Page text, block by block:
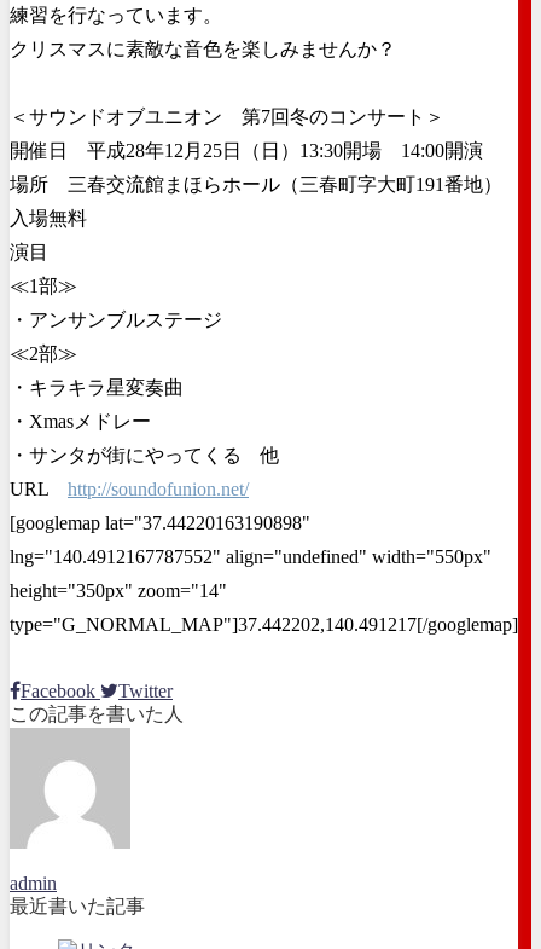
練習を行なっています。
クリスマスに素敵な音色を楽しみませんか？
＜サウンドオブユニオン 第7回冬のコンサート＞
開催日 平成28年12月25日（日）13:30開場 14:00開演
場所 三春交流館まほらホール（三春町字大町191番地）
入場無料
演目
≪1部≫
・アンサンブルステージ
≪2部≫
・キラキラ星変奏曲
・Xmasメドレー
・サンタが街にやってくる 他
URL http://soundofunion.net/
[googlemap lat="37.44220163190898"
lng="140.4912167787552" align="undefined" width="550px"
height="350px" zoom="14"
type="G_NORMAL_MAP"]37.442202,140.491217[/googlemap]
Facebook
Twitter
この記事を書いた人
admin
最近書いた記事